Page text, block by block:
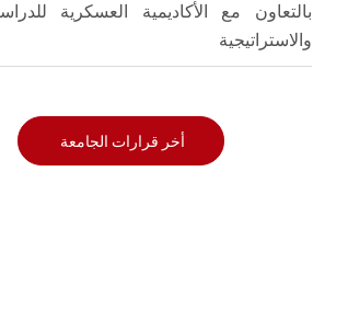
بالتعاون مع الأكاديمية العسكرية
والاستراتيجية
أخر قرارات الجامعة